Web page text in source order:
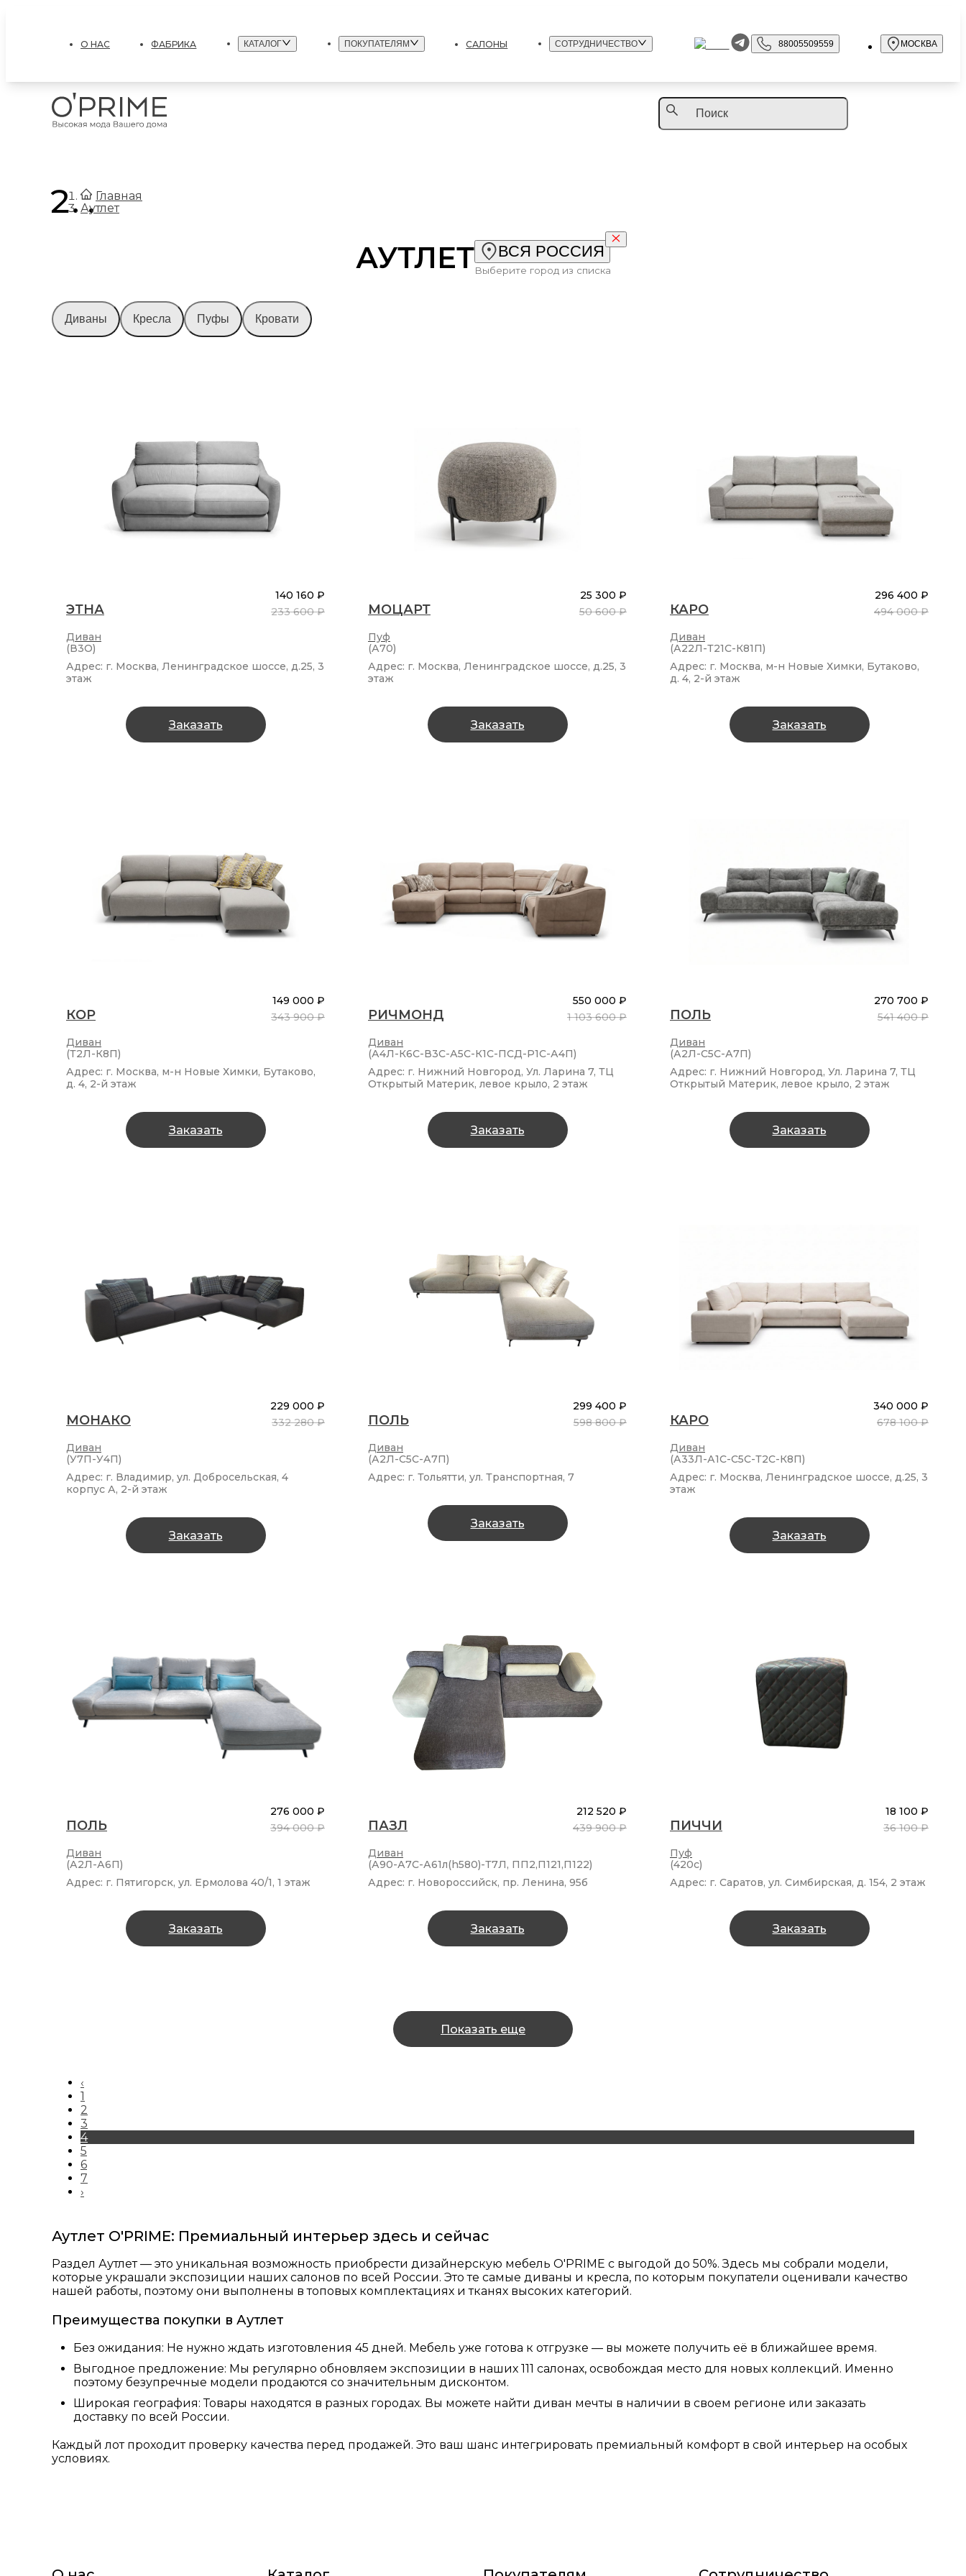
О НАС ФАБРИКА КАТАЛОГ ПОКУПАТЕЛЯМ САЛОНЫ СОТРУДНИЧЕСТВО 88005509559 МОСКВА
Главная
.
Аутлет
АУТЛЕТ ВСЯ РОССИЯ
Выберите город из списка
Диваны Кресла Пуфы Кровати
ЭТНА
Диван
140 160 ₽
233 600 ₽
(В3О)
Адрес: г. Москва, Ленинградское шоссе, д.25, 3
этаж
Заказать
МОЦАРТ
Пуф
25 300 ₽
50 600 ₽
(А70)
Адрес: г. Москва, Ленинградское шоссе, д.25, 3
этаж
Заказать
КАРО
Диван
296 400 ₽
494 000 ₽
(А22Л-Т21С-К81П)
Адрес: г. Москва, м-н Новые Химки, Бутаково,
д. 4, 2-й этаж
Заказать
КОР
Диван
149 000 ₽
343 900 ₽
(Т2Л-К8П)
Адрес: г. Москва, м-н Новые Химки, Бутаково,
д. 4, 2-й этаж
Заказать
РИЧМОНД
Диван
550 000 ₽
1 103 600 ₽
(А4Л-К6С-В3С-А5С-К1С-ПСД-Р1С-А4П)
Адрес: г. Нижний Новгород, Ул. Ларина 7, ТЦ
Открытый Материк, левое крыло, 2 этаж
Заказать
ПОЛЬ
Диван
270 700 ₽
541 400 ₽
(А2Л-С5С-А7П)
Адрес: г. Нижний Новгород, Ул. Ларина 7, ТЦ
Открытый Материк, левое крыло, 2 этаж
Заказать
МОНАКО
Диван
229 000 ₽
332 280 ₽
(У7П-У4П)
Адрес: г. Владимир, ул. Добросельская, 4
корпус А, 2-й этаж
Заказать
ПОЛЬ
Диван
299 400 ₽
598 800 ₽
(А2Л-С5С-А7П)
Адрес: г. Тольятти, ул. Транспортная, 7
Заказать
КАРО
Диван
340 000 ₽
678 100 ₽
(А33Л-А1С-С5С-Т2С-К8П)
Адрес: г. Москва, Ленинградское шоссе, д.25, 3
этаж
Заказать
ПОЛЬ
Диван
276 000 ₽
394 000 ₽
(А2Л-А6П)
Адрес: г. Пятигорск, ул. Ермолова 40/1, 1 этаж
Заказать
ПАЗЛ
Диван
212 520 ₽
439 900 ₽
(А90-А7С-А61л(h580)-Т7Л, ПП2,П121,П122)
Адрес: г. Новороссийск, пр. Ленина, 95б
Заказать
ПИЧЧИ
Пуф
18 100 ₽
36 100 ₽
(420c)
Адрес: г. Саратов, ул. Симбирская, д. 154, 2 этаж
Заказать
Показать еще
‹
1
2
3
4
5
6
7
›
Аутлет O'PRIME: Премиальный интерьер здесь и сейчас
Раздел Аутлет — это уникальная возможность приобрести дизайнерскую мебель O'PRIME с выгодой до 50%. Здесь мы собрали модели,
которые украшали экспозиции наших салонов по всей России. Это те самые диваны и кресла, по которым покупатели оценивали качество
нашей работы, поэтому они выполнены в топовых комплектациях и тканях высоких категорий.
Преимущества покупки в Аутлет
Без ожидания: Не нужно ждать изготовления 45 дней. Мебель уже готова к отгрузке — вы можете получить её в ближайшее время.
Выгодное предложение: Мы регулярно обновляем экспозиции в наших 111 салонах, освобождая место для новых коллекций. Именно
поэтому безупречные модели продаются со значительным дисконтом.
Широкая география: Товары находятся в разных городах. Вы можете найти диван мечты в наличии в своем регионе или заказать
доставку по всей России.
Каждый лот проходит проверку качества перед продажей. Это ваш шанс интегрировать премиальный комфорт в свой интерьер на особых
условиях.